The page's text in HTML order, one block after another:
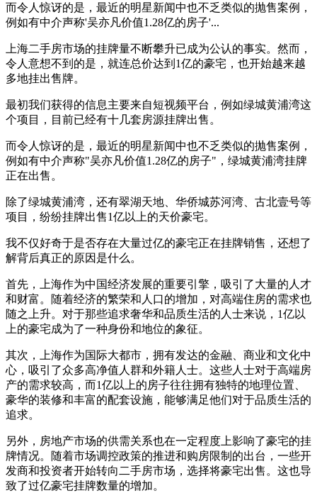
而令人惊讶的是，最近的明星新闻中也不乏类似的抛售案例，
例如有中介声称'吴亦凡价值1.28亿的房子'...
上海二手房市场的挂牌量不断攀升已成为公认的事实。然而，
令人意想不到的是，就连总价达到1亿的豪宅，也开始越来越
多地挂出售牌。
最初我们获得的信息主要来自短视频平台，例如绿城黄浦湾这
个项目，目前已经有十几套房源挂牌出售。
而令人惊讶的是，最近的明星新闻中也不乏类似的抛售案例，
例如有中介声称"吴亦凡价值1.28亿的房子"，绿城黄浦湾挂牌
正在出售。
除了绿城黄浦湾，还有翠湖天地、华侨城苏河湾、古北壹号等
项目，纷纷挂牌出售1亿以上的天价豪宅。
我不仅好奇于是否存在大量过亿的豪宅正在挂牌销售，还想了
解背后真正的原因是什么。
首先，上海作为中国经济发展的重要引擎，吸引了大量的人才
和财富。随着经济的繁荣和人口的增加，对高端住房的需求也
随之上升。对于那些追求奢华和品质生活的人士来说，1亿以
上的豪宅成为了一种身份和地位的象征。
其次，上海作为国际大都市，拥有发达的金融、商业和文化中
心，吸引了众多高净值人群和外籍人士。这些人士对于高端房
产的需求较高，而1亿以上的房子往往拥有独特的地理位置、
豪华的装修和丰富的配套设施，能够满足他们对于品质生活的
追求。
另外，房地产市场的供需关系也在一定程度上影响了豪宅的挂
牌情况。随着市场调控政策的推进和购房限制的出台，一些开
发商和投资者开始转向二手房市场，选择将豪宅出售。这也导
致了过亿豪宅挂牌数量的增加。